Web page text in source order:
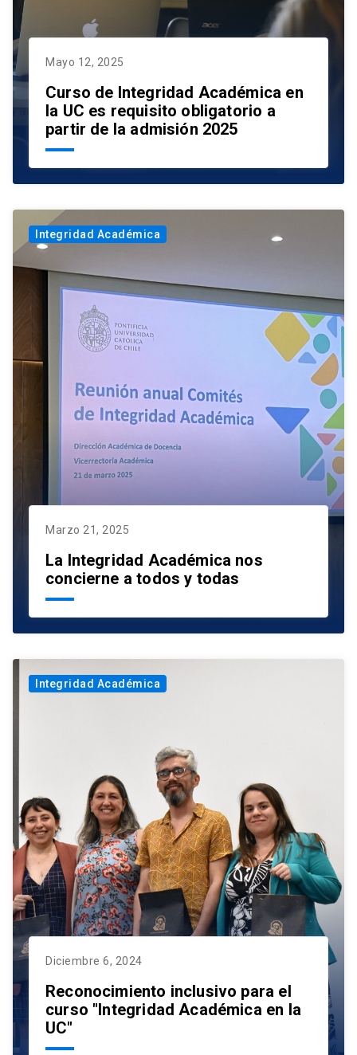
Mayo 12, 2025
Curso de Integridad Académica en
la UC es requisito obligatorio a
partir de la admisión 2025
Marzo 21, 2025
La Integridad Académica nos
concierne a todos y todas
Integridad Académica
Diciembre 6, 2024
Reconocimiento inclusivo para el
curso "Integridad Académica en la
UC"
Cursos
Integridad Académica